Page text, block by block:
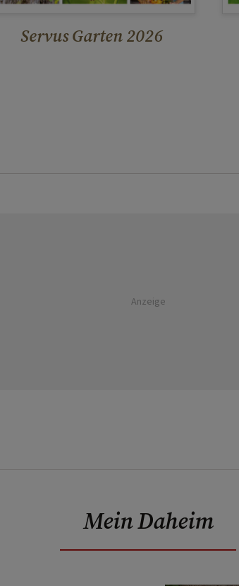
Servus Garten 2026
Anzeige
Mein Daheim